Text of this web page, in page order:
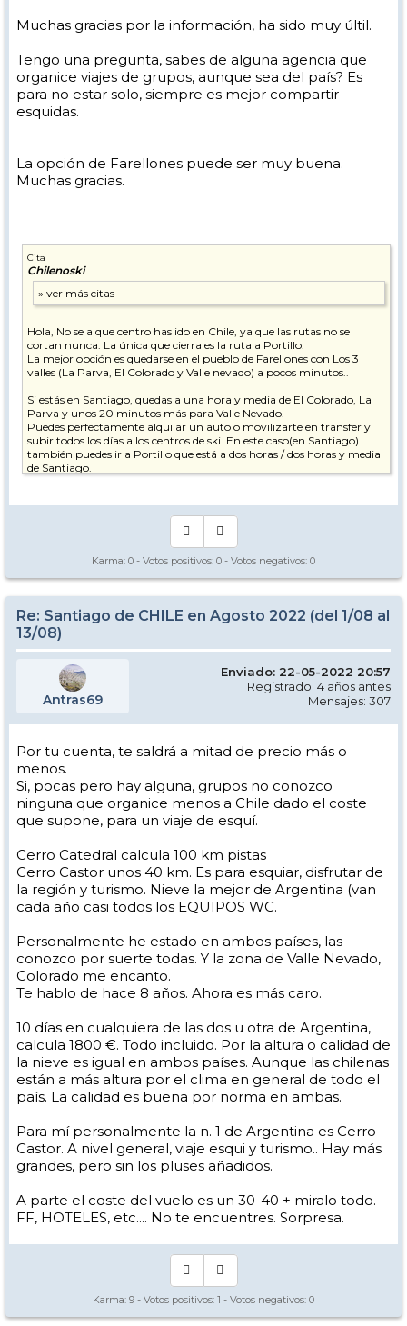
Muchas gracias por la información, ha sido muy últil.
Tengo una pregunta, sabes de alguna agencia que
organice viajes de grupos, aunque sea del país? Es
para no estar solo, siempre es mejor compartir
esquidas.
La opción de Farellones puede ser muy buena.
Muchas gracias.
Cita
Chilenoski
Hola, No se a que centro has ido en Chile, ya que las rutas no se
cortan nunca. La única que cierra es la ruta a Portillo.
La mejor opción es quedarse en el pueblo de Farellones con Los 3
valles (La Parva, El Colorado y Valle nevado) a pocos minutos..
Si estás en Santiago, quedas a una hora y media de El Colorado, La
Parva y unos 20 minutos más para Valle Nevado.
Puedes perfectamente alquilar un auto o movilizarte en transfer y
subir todos los días a los centros de ski. En este caso(en Santiago)
también puedes ir a Portillo que está a dos horas / dos horas y media
de Santiago.
kms (El Colorado/Farellones) 50 kms La Parva, 60 kms (Valle
Nevado) y 160 kms. Portillo. Esto sin contar que estarás en la capital
de Chile, lo que te permitirá mejores opciones en todo sentido.
Sugiero visitar este enlaceCómo llegar a los Centros de ski
Cualquier duda o consulta sobre los centros de ski en Chile, por acá
andamos. Saludos
Karma: 0 - Votos positivos: 0 - Votos negativos: 0
Re: Santiago de CHILE en Agosto 2022 (del 1/08 al
13/08)
Antras69
Enviado: 22-05-2022 20:57
Registrado: 4 años antes
Mensajes: 307
Por tu cuenta, te saldrá a mitad de precio más o
menos.
Si, pocas pero hay alguna, grupos no conozco
ninguna que organice menos a Chile dado el coste
que supone, para un viaje de esquí.
Cerro Catedral calcula 100 km pistas
Cerro Castor unos 40 km. Es para esquiar, disfrutar de
la región y turismo. Nieve la mejor de Argentina (van
cada año casi todos los EQUIPOS WC.
Personalmente he estado en ambos países, las
conozco por suerte todas. Y la zona de Valle Nevado,
Colorado me encanto.
Te hablo de hace 8 años. Ahora es más caro.
10 días en cualquiera de las dos u otra de Argentina,
calcula 1800 €. Todo incluido. Por la altura o calidad de
la nieve es igual en ambos países. Aunque las chilenas
están a más altura por el clima en general de todo el
país. La calidad es buena por norma en ambas.
Para mí personalmente la n. 1 de Argentina es Cerro
Castor. A nivel general, viaje esqui y turismo.. Hay más
grandes, pero sin los pluses añadidos.
A parte el coste del vuelo es un 30-40 + miralo todo.
FF, HOTELES, etc.... No te encuentres. Sorpresa.
Karma: 9 - Votos positivos: 1 - Votos negativos: 0